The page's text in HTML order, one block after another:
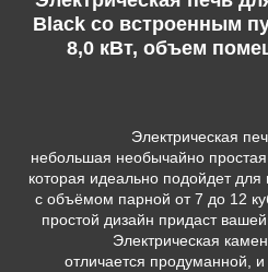
Black со встроенным
8,0 кВт, объем
Электрическая
небольшая необычайно
которая идеально подойдет
с объёмом парной от 7 до 12
простой дизайн придаст
Электрическая
отличается продуманной,